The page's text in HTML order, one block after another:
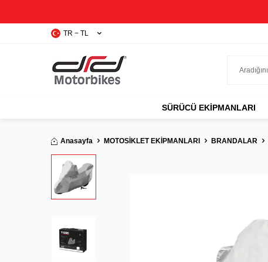
TR − TL
SÜRÜCÜ EKIPMANLARI
Anasayfa MOTOSİKLET EKİPMANLARI BRANDALAR